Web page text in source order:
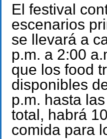
El festival
escenarios
se llevará a
p.m. a 2:00
que los food
disponibles
p.m. hasta
total, habrá
comida para